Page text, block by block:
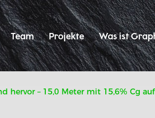
Team Projekte Was ist
hervor – 15,0 Meter mit 15,6% Cg